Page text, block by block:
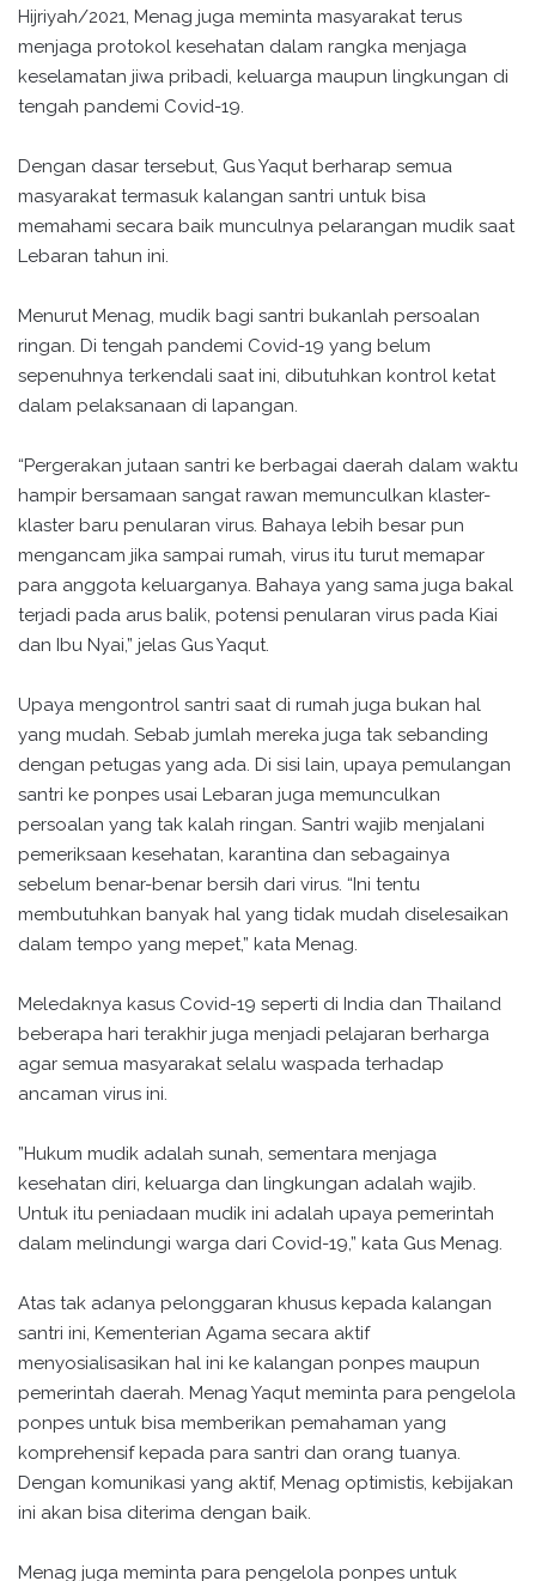
Hijriyah/2021, Menag juga meminta masyarakat terus
menjaga protokol kesehatan dalam rangka menjaga
keselamatan jiwa pribadi, keluarga maupun lingkungan di
tengah pandemi Covid-19.
Dengan dasar tersebut, Gus Yaqut berharap semua
masyarakat termasuk kalangan santri untuk bisa
memahami secara baik munculnya pelarangan mudik saat
Lebaran tahun ini.
Menurut Menag, mudik bagi santri bukanlah persoalan
ringan. Di tengah pandemi Covid-19 yang belum
sepenuhnya terkendali saat ini, dibutuhkan kontrol ketat
dalam pelaksanaan di lapangan.
“Pergerakan jutaan santri ke berbagai daerah dalam waktu
hampir bersamaan sangat rawan memunculkan klaster-
klaster baru penularan virus. Bahaya lebih besar pun
mengancam jika sampai rumah, virus itu turut memapar
para anggota keluarganya. Bahaya yang sama juga bakal
terjadi pada arus balik, potensi penularan virus pada Kiai
dan Ibu Nyai,” jelas Gus Yaqut.
Upaya mengontrol santri saat di rumah juga bukan hal
yang mudah. Sebab jumlah mereka juga tak sebanding
dengan petugas yang ada. Di sisi lain, upaya pemulangan
santri ke ponpes usai Lebaran juga memunculkan
persoalan yang tak kalah ringan. Santri wajib menjalani
pemeriksaan kesehatan, karantina dan sebagainya
sebelum benar-benar bersih dari virus. “Ini tentu
membutuhkan banyak hal yang tidak mudah diselesaikan
dalam tempo yang mepet,” kata Menag.
Meledaknya kasus Covid-19 seperti di India dan Thailand
beberapa hari terakhir juga menjadi pelajaran berharga
agar semua masyarakat selalu waspada terhadap
ancaman virus ini.
”Hukum mudik adalah sunah, sementara menjaga
kesehatan diri, keluarga dan lingkungan adalah wajib.
Untuk itu peniadaan mudik ini adalah upaya pemerintah
dalam melindungi warga dari Covid-19,” kata Gus Menag.
Atas tak adanya pelonggaran khusus kepada kalangan
santri ini, Kementerian Agama secara aktif
menyosialisasikan hal ini ke kalangan ponpes maupun
pemerintah daerah. Menag Yaqut meminta para pengelola
ponpes untuk bisa memberikan pemahaman yang
komprehensif kepada para santri dan orang tuanya.
Dengan komunikasi yang aktif, Menag optimistis, kebijakan
ini akan bisa diterima dengan baik.
Menag juga meminta para pengelola ponpes untuk